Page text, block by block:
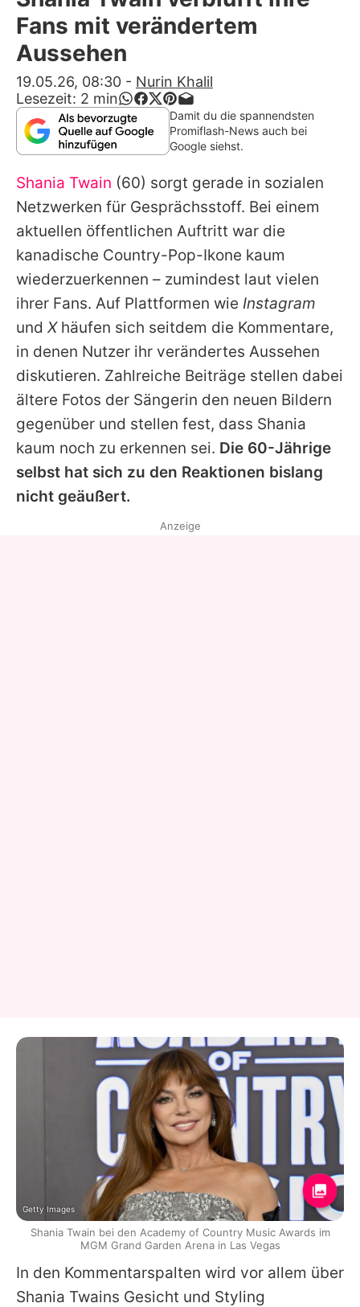
Alle Themen auf Promiflash
App runterladen
Team
Redaktionelle Richtlinien
Impressum
Datenschutzerklärung
Nutzungsbedingungen
Utiq verwalten
Fans mit verändertem
Aussehen
19.05.26, 08:30 - Nurin Khalil
Lesezeit: 2 min
Damit du die spannendsten
Promiflash-News auch bei
Google siehst.
Shania Twain (60) sorgt gerade in sozialen
Netzwerken für Gesprächsstoff. Bei einem
aktuellen öffentlichen Auftritt war die
kanadische Country-Pop-Ikone kaum
wiederzuerkennen – zumindest laut vielen
ihrer Fans. Auf Plattformen wie Instagram
und Xhäufen sich seitdem die Kommentare,
in denen Nutzer ihr verändertes Aussehen
diskutieren. Zahlreiche Beiträge stellen dabei
ältere Fotos der Sängerin den neuen Bildern
gegenüber und stellen fest, dass Shania
kaum noch zu erkennen sei. Die 60-Jährige
selbst hat sich zu den Reaktionen bislang
nicht geäußert.
In den Kommentarspalten wird vor allem über
Shania Twains Gesicht und Styling
Anzeige
Getty Images
Shania Twain bei den Academy of Country Music Awards im
MGM Grand Garden Arena in Las Vegas